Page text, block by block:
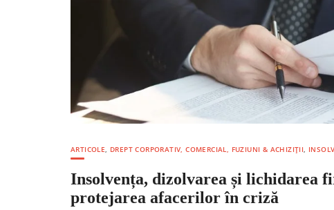
ARTICOLE DREPT CORPORATIV, COMERCIAL, FUZIUNI & ACHIZIȚII
Insolvența, dizolvarea și lichidarea
protejarea afacerilor în criză